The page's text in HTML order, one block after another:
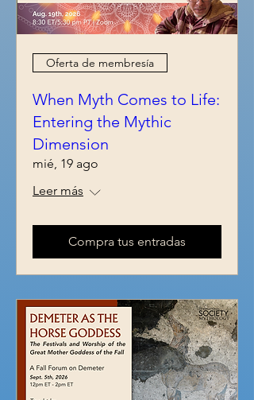
Oferta de membresía
When Myth Comes to Life:
Entering the Mythic
Dimension
mié, 19 ago
Leer más
Compra tus entradas